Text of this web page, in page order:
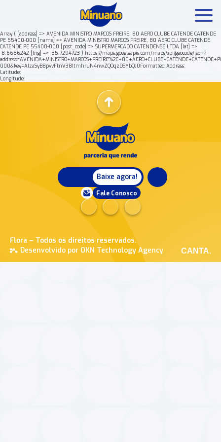
Array ( [address] => AVENIDA MINISTRO MARCOS FREIRE, 80 AERO CLUBE CATENDE CATENDE
PE 55400-000 [name] => AVENIDA MINISTRO MARCOS FREIRE, 80 AERO CLUBE CATENDE
CATENDE PE 55400-000 [post_code] => SUPERMERCADO CATENDENSE LTDA [lat] =>
-8.6686242 [lng] => -35.7294723 ) https://maps.googleapis.com/maps/api/geocode/json?
000&key=AIzaSyB8pvvFtnV38ItmhruN4nwZQOqzDSYbQJ0Formatted Address:
Latitude:
Longitude:
Baixe agora!
Fale Conosco
Flora – Todos os direitos reservados.
Desenvolvido por OKN Technology Agency
CANTA.
Mais buscados: Produtos Minuano Rende +
Nossa história